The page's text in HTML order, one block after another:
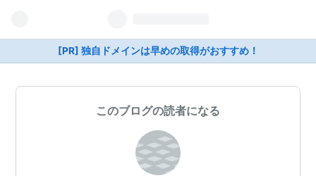
[PR] 独自ドメインは早めの取得がおすすめ！
このブログの読者になる